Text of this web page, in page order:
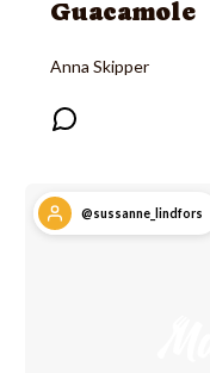
Guacamole
Anna Skipper
@sussanne_lindfors